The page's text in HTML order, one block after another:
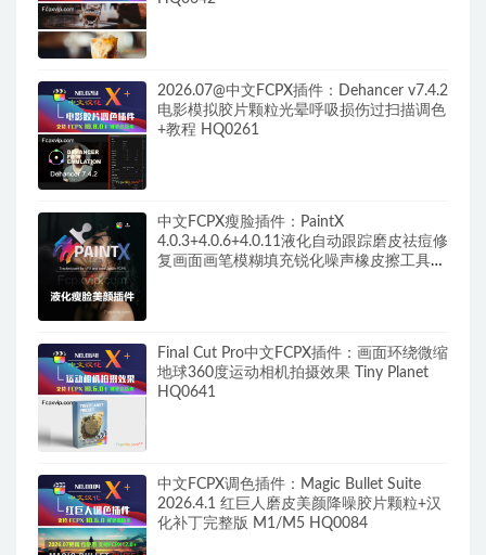
2026.07@中文FCPX插件：Dehancer v7.4.2
电影模拟胶片颗粒光晕呼吸损伤过扫描调色
+教程 HQ0261
中文FCPX瘦脸插件：PaintX
4.0.3+4.0.6+4.0.11液化自动跟踪磨皮祛痘修
复画面画笔模糊填充锐化噪声橡皮擦工具
Final Cut Pro中文FCPX插件：画面环绕微缩
地球360度运动相机拍摄效果 Tiny Planet
HQ0641
中文FCPX调色插件：Magic Bullet Suite
2026.4.1 红巨人磨皮美颜降噪胶片颗粒+汉
化补丁完整版 M1/M5 HQ0084